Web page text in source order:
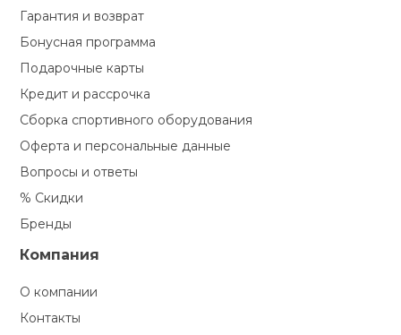
Гарантия и возврат
Бонусная программа
Подарочные карты
Кредит и рассрочка
Сборка спортивного оборудования
Оферта и персональные данные
Вопросы и ответы
% Скидки
Бренды
Компания
О компании
Контакты